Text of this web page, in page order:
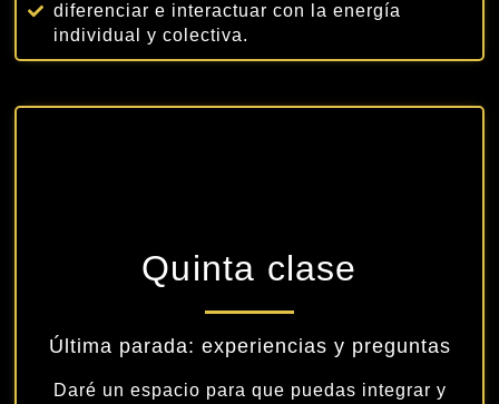
diferenciar e interactuar con la energía
individual y colectiva.
Quinta clase
Última parada: experiencias y preguntas
Daré un espacio para que puedas integrar y